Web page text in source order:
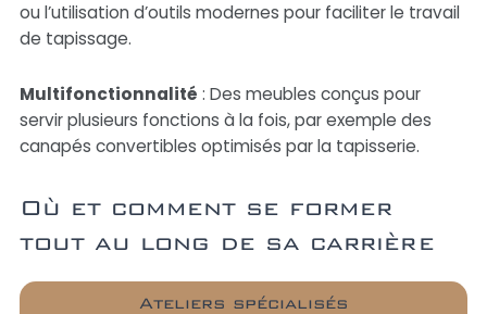
ou l’utilisation d’outils modernes pour faciliter le travail
de tapissage.
Multifonctionnalité : Des meubles conçus pour
servir plusieurs fonctions à la fois, par exemple des
canapés convertibles optimisés par la tapisserie.
Où et comment se former
tout au long de sa carrière
Ateliers spécialisés